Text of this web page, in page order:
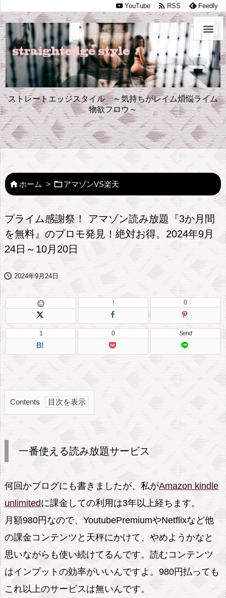
ストレートエッジスタイル ～気持ちがレイム煩悩ライム
物欲フロウ～

YouTube  RSS Feedly
 ホーム > アマゾンVS楽天
プライム感謝祭！ アマゾン読み放題『3か月間
を無料』のプロモ発見！絶対お得。2024年9月
24日～10月20日
 2024年9月24日
 ! 0
B!
1 0 Send
Contents
1.
る
読
み
放
ー
ビ
一番使える読み放題サービス
何回かブログにも書きましたが、私がAmazon kindle
unlimitedに課金しての利用は3年以上経ちます。
月額980円なので、YoutubePremiumやNetflixなど他
の課金コンテンツと天秤にかけて、やめようかなと
思いながらも使い続けてるんです。読むコンテンツ
はインプットの効率がいいんですよ。980円払っても
これ以上のサービスは無いんです。